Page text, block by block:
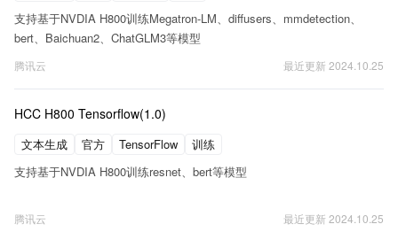
支持基于NVDIA H800训练Megatron-LM、diffusers、mmdetection、
bert、Baichuan2、ChatGLM3等模型
腾讯云 最近更新 2024.10.25
HCC H800 Tensorflow(1.0)
文本生成 官方 TensorFlow
训练
支持基于NVDIA H800训练resnet、bert等模型
腾讯云 最近更新 2024.10.25